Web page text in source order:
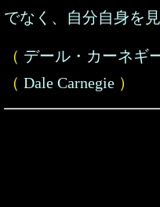
でなく、自分自身を
（ デール・カーネギ
（ Dale Carnegie ）